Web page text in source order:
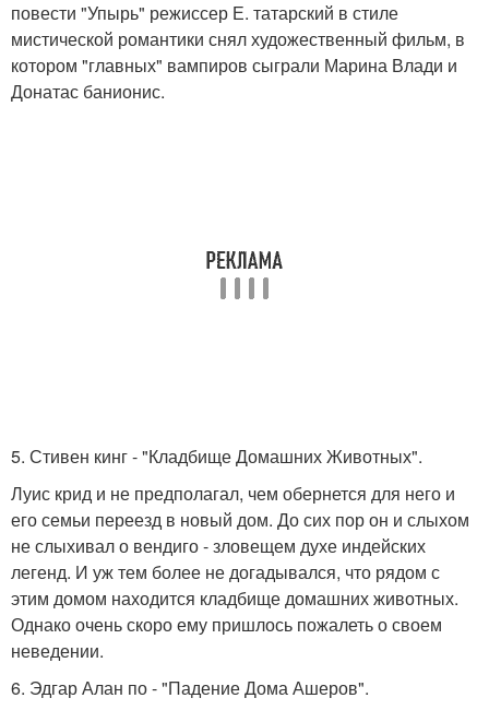
повести "Упырь" режиссер Е. татарский в стиле
мистической романтики снял художественный фильм, в
котором "главных" вампиров сыграли Марина Влади и
Донатас банионис.
5. Стивен кинг - "Кладбище Домашних Животных".
Луис крид и не предполагал, чем обернется для него и
его семьи переезд в новый дом. До сих пор он и слыхом
не слыхивал о вендиго - зловещем духе индейских
легенд. И уж тем более не догадывался, что рядом с
этим домом находится кладбище домашних животных.
Однако очень скоро ему пришлось пожалеть о своем
неведении.
6. Эдгар Алан по - "Падение Дома Ашеров".